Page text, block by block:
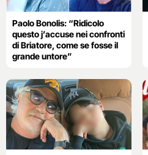
Paolo Bonolis: “Ridicolo
questo j’accuse nei confronti
di Briatore, come se fosse il
grande untore”